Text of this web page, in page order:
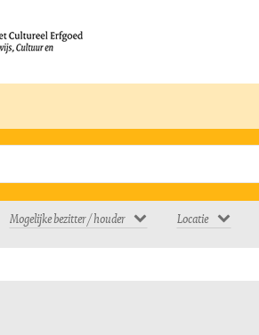
Mogelijke bezitter / houder Locatie